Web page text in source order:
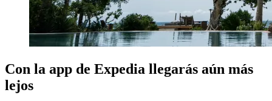
Con la app de Expedia llegarás aún más
lejos